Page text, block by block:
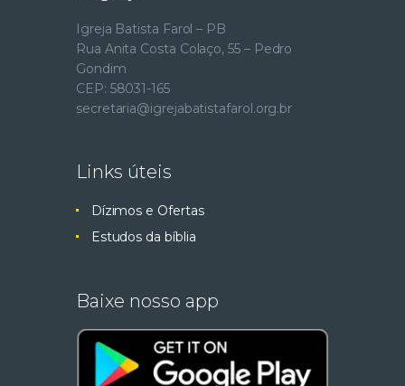
Igreja Batista Farol – PB
Rua Anita Costa Colaço, 55 – Pedro
Gondim
CEP: 58031-165
secretaria@igrejabatistafarol.org.br
Links úteis
Dízimos e Ofertas
Estudos da bíblia
Baixe nosso app